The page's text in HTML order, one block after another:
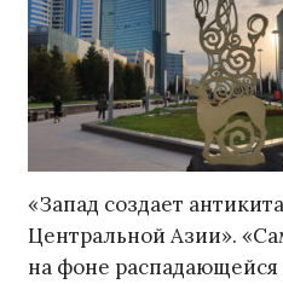
«Запад создает
Центральной Азии».
на фоне распадающейся